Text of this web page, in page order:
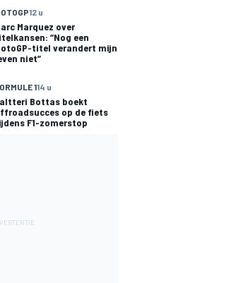
12 u
Marquez over
“Nog een
titel verandert mijn
niet”
114 u
Bottas boekt
op de fiets
F1-zomerstop